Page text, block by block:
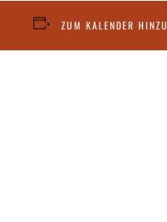
ZUM KALENDER